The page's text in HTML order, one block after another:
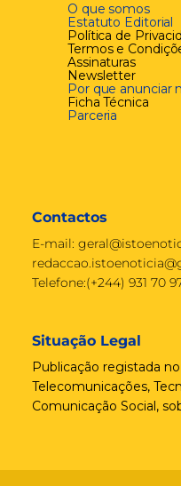
O que somos
Estatuto Editorial
Política de
Termos e
Assinaturas
Newsletter
Por que anunciar
Ficha Técnica
Parceria
Contactos
E-mail:
Telefone:(+244) 931 70
Situação Legal
Publicação registada
Telecomunicações,
Comunicação Social,